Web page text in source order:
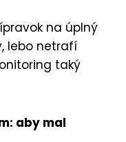
na úplný
lebo netrafí
taký
aby mal